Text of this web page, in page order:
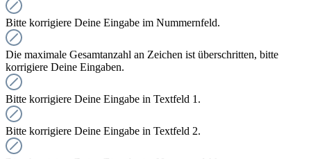
Bitte korrigiere Deine Eingabe im Nummernfeld.
Die maximale Gesamtanzahl an Zeichen ist überschritten, bitte
korrigiere Deine Eingaben.
Bitte korrigiere Deine Eingabe in Textfeld 1.
Bitte korrigiere Deine Eingabe in Textfeld 2.